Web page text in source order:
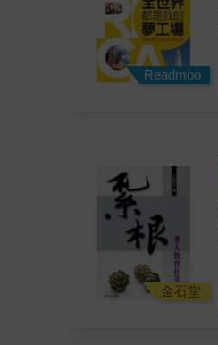
Readmoo
金石堂